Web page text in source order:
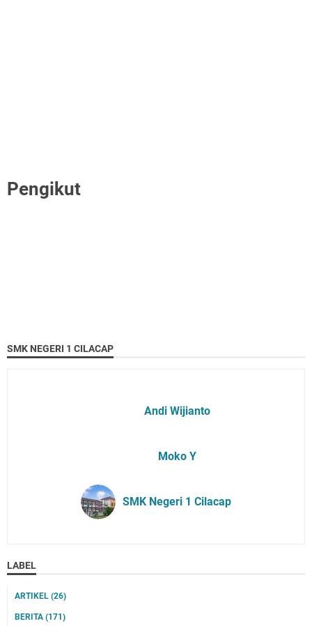
Pengikut
SMK NEGERI 1 CILACAP
Andi Wijianto
Moko Y
SMK Negeri 1 Cilacap
LABEL
ARTIKEL (26)
BERITA (171)